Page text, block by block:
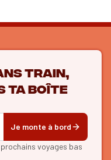
train,
ta boîte
Je monte à bord
voyages bas